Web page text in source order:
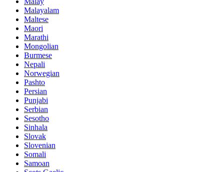
Malayalam
Maltese
Maori
Marathi
Mongolian
Burmese
Nepali
Norwegian
Pashto
Persian
Punjabi
Serbian
Sesotho
Sinhala
Slovak
Slovenian
Somali
Samoan